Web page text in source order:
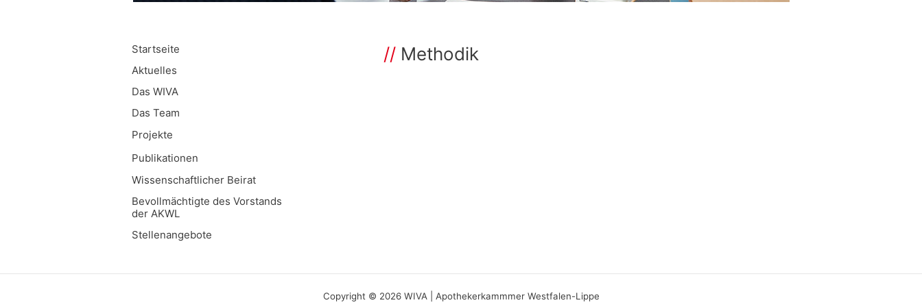
Startseite
Aktuelles
Das WIVA
Das Team
Projekte
Publikationen
Wissenschaftlicher Beirat
Bevollmächtigte des Vorstands
der AKWL
Stellenangebote
Methodik
Copyright © 2026 WIVA | Apothekerkammmer Westfalen-Lippe